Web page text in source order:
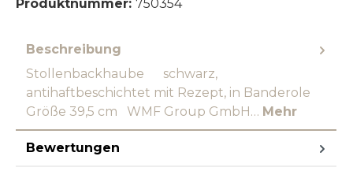
Produktnummer: 750354
Beschreibung
Stollenbackhaube schwarz,
antihaftbeschichtet mit Rezept, in Banderole
Größe 39,5 cm WMF Group GmbH… Mehr
Bewertungen